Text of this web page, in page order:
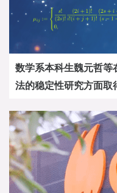
数学系本科生魏元哲
法的稳定性研究方面取